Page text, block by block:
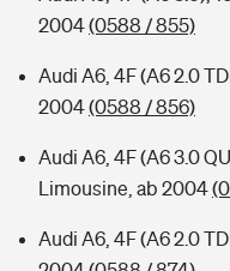
2004(0588 / 855)
Audi A6, 4F (A6 2.0
2004(0588 / 856)
Audi A6, 4F (A6 3.0
Limousine, ab 2004
Audi A6, 4F (A6 2.0